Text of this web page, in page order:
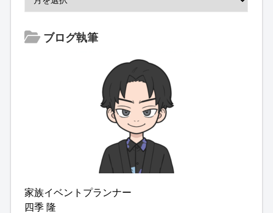
ブログ執筆
家族イベントプランナー
四季 隆